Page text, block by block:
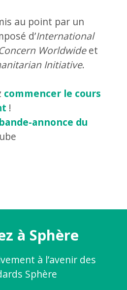
au point par un
d’International
Worldwideet
Initiative.
commencer le cours
!
bande-annonce du
à Sphère
à l’avenir des
Sphère